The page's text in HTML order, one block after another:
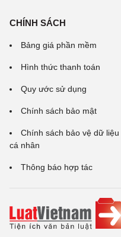
CHÍNH SÁCH
Bảng giá phần mềm
Hình thức thanh toán
Quy ước sử dụng
Chính sách bảo mật
Chính sách bảo vệ dữ liệu
cá nhân
Thông báo hợp tác